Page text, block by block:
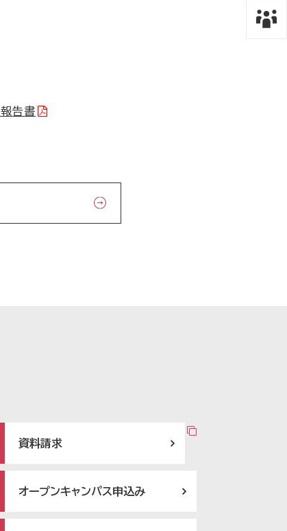
告書
資料請求
オープンキャンパス申込み